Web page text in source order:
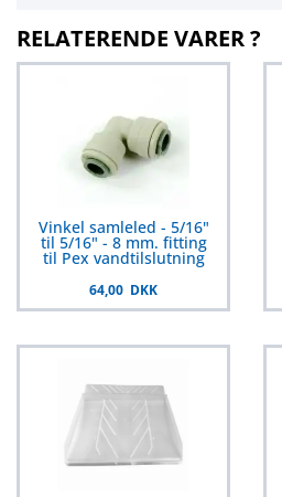
RELATERENDE VARER ?
Vinkel samleled - 5/16"
til 5/16" - 8 mm. fitting
til Pex vandtilslutning
64,00 DKK